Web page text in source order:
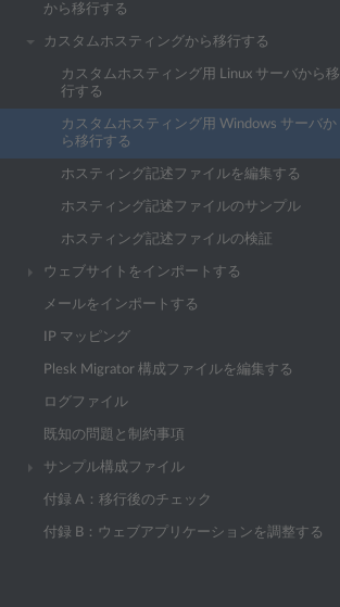
から移行する
カスタムホスティングから移行する
カスタムホスティング用 Linux サーバから移
行する
カスタムホスティング用 Windows サーバか
ら移行する
ホスティング記述ファイルを編集する
ホスティング記述ファイルのサンプル
ホスティング記述ファイルの検証
ウェブサイトをインポートする
メールをインポートする
IP マッピング
Plesk Migrator 構成ファイルを編集する
ログファイル
既知の問題と制約事項
サンプル構成ファイル
付録 A：移行後のチェック
付録 B：ウェブアプリケーションを調整する